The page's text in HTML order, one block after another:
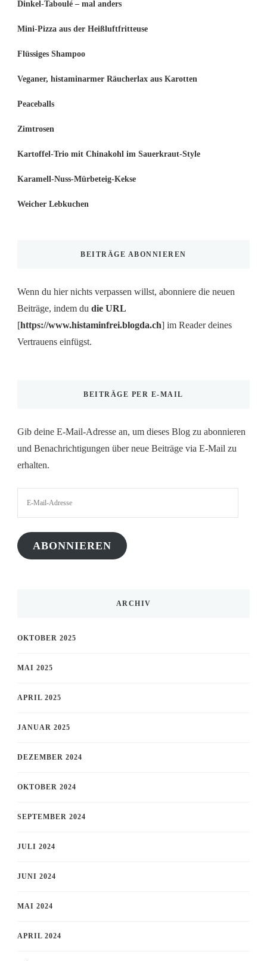
Dinkel-Taboulé – mal anders
Mini-Pizza aus der Heißluftfritteuse
Flüssiges Shampoo
Veganer, histaminarmer Räucherlax aus Karotten
Peaceballs
Zimtrosen
Kartoffel-Trio mit Chinakohl im Sauerkraut-Style
Karamell-Nuss-Mürbeteig-Kekse
Weicher Lebkuchen
BEITRÄGE ABONNIEREN
Wenn du hier nichts verpassen willst, abonniere die neuen
Beiträge, indem du die URL
[https://www.histaminfrei.blogda.ch] im Reader deines
Vertrauens einfügst.
BEITRÄGE PER E-MAIL
Gib deine E-Mail-Adresse an, um dieses Blog zu abonnieren
und Benachrichtigungen über neue Beiträge via E-Mail zu
erhalten.
ABONNIEREN
ARCHIV
OKTOBER 2025
MAI 2025
APRIL 2025
JANUAR 2025
DEZEMBER 2024
OKTOBER 2024
SEPTEMBER 2024
JULI 2024
JUNI 2024
MAI 2024
APRIL 2024